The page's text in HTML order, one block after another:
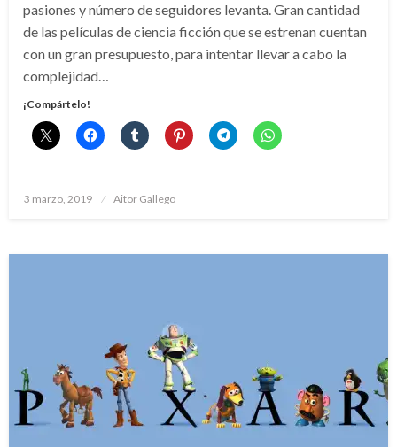
pasiones y número de seguidores levanta. Gran cantidad
de las películas de ciencia ficción que se estrenan cuentan
con un gran presupuesto, para intentar llevar a cabo la
complejidad…
¡Compártelo!
Publicado
3 marzo, 2019 Aitor Gallego